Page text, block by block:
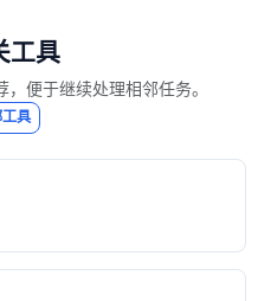
工具
便于继续处理相邻任务。
具